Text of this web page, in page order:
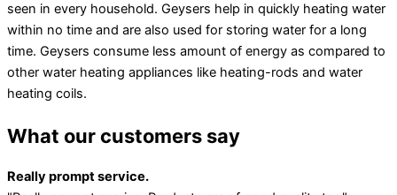
seen in every household. Geysers help in quickly heating water
within no time and are also used for storing water for a long
time. Geysers consume less amount of energy as compared to
other water heating appliances like heating-rods and water
heating coils.
What our customers say
Really prompt service.